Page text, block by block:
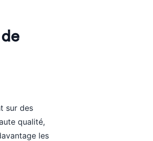
sur des
qualité,
les